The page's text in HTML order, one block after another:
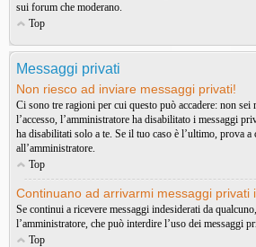
sui forum che moderano.
Top
Messaggi privati
Non riesco ad inviare messaggi privati!
Ci sono tre ragioni per cui questo può accadere: non
l’accesso, l’amministratore ha disabilitato i messaggi
ha disabilitati solo a te. Se il tuo caso è l’ultimo, prova
all’amministratore.
Top
Continuano ad arrivarmi messaggi privati
Se continui a ricevere messaggi indesiderati da
l’amministratore, che può interdire l’uso dei messaggi
Top